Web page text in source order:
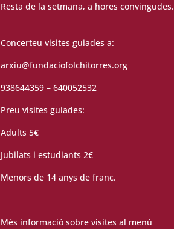
Resta de la setmana, a hores convingudes.
Concerteu visites guiades a:
arxiu@fundaciofolchitorres.org
938644359 – 640052532
Preu visites guiades:
Adults 5€
Jubilats i estudiants 2€
Menors de 14 anys de franc.
Més informació sobre visites al menú